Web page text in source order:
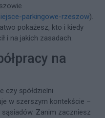
parkingowe-rzeszow).
pokażesz, kto i kiedy
i na jakich zasadach.
na
czy spółdzielni
w szerszym kontekście –
sąsiadów. Zanim zaczniesz